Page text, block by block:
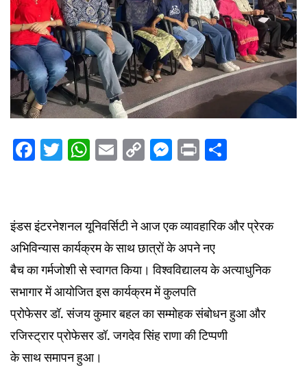
Facebook
Twitter
WhatsApp
Email
CopyMessenger
Print
इंडस इंटरनेशनल यूनिवर्सिटी ने आज एक व्यावहारिक और प्रेरक
अभिविन्यास कार्यक्रम के साथ छात्रों के अपने नए
बैच का गर्मजोशी से स्वागत किया। विश्वविद्यालय के अत्याधुनिक
सभागार में आयोजित इस कार्यक्रम में कुलपति
प्रोफेसर डॉ. संजय कुमार बहल का सम्मोहक संबोधन हुआ और
रजिस्ट्रार प्रोफेसर डॉ. जगदेव सिंह राणा की टिप्पणी
के साथ समापन हुआ।